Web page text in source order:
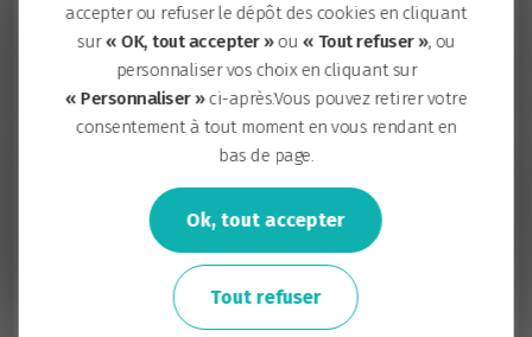
2018)
Bus play mobile et sa terrasse sur la place
Wattignies (mai 2018)
En juillet 2018, les résultats de la concertation
et les retours d’usages ont été transmis à
l’équipe en charge de la conception des
aménagements définitifs, conduite par
Jacqueline Osty (paysagiste) et Claire Schorter
accepter ou refuser le dépôt des cookies en cliquant
sur« OK, tout accepter »ou « Tout refuser », ou
personnaliser vos choix en cliquant sur
« Personnaliser »ci-après.Vous pouvez retirer votre
consentement à tout moment en vous rendant en
bas de page.
Ok, tout accepter
Tout refuser